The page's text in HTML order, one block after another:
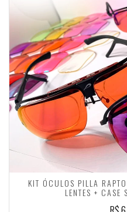
KIT ÓCULOS PILLA
LENTES + CASE